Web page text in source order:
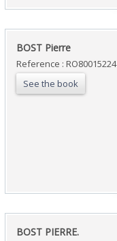
‎BOST Pierre‎
Reference : RO80015224
See the book
‎BOST PIERRE.‎